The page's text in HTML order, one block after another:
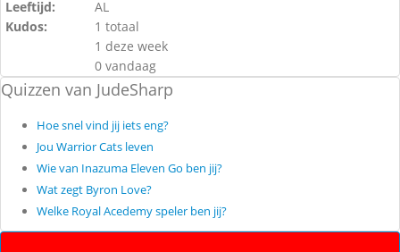
Leeftijd:
AL
Kudos:
1 totaal
1 deze week
0 vandaag
Quizzen van JudeSharp
Hoe snel vind jij iets eng?
Jou Warrior Cats leven
Wie van Inazuma Eleven Go ben jij?
Wat zegt Byron Love?
Welke Royal Acedemy speler ben jij?